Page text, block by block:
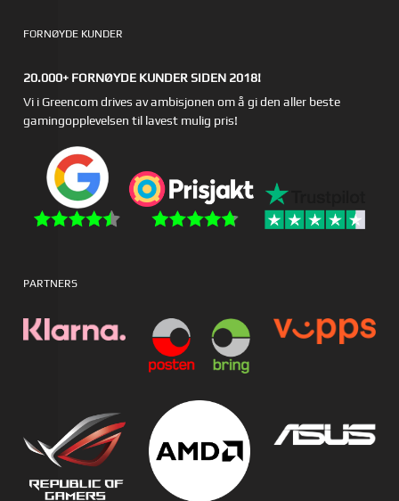
FORNØYDE KUNDER
20.000+ FORNØYDE KUNDER SIDEN 2018!
Vi i Greencom drives av ambisjonen om å gi den aller beste
gamingopplevelsen til lavest mulig pris!
PARTNERS